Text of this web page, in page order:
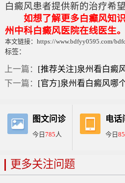
白癜风患者提供新的治疗希望
如想了解更多白癫风知识
州中科白癜风医院在线医生。
本文链接：https://www.bdfyy0595.com/
标签：
上一篇： [推荐关注]泉州看白癜风哪里医院
下一篇： [官方]泉州看白癜风哪个医院好
图文问诊
今日785人
电话
今日
更多关注问题